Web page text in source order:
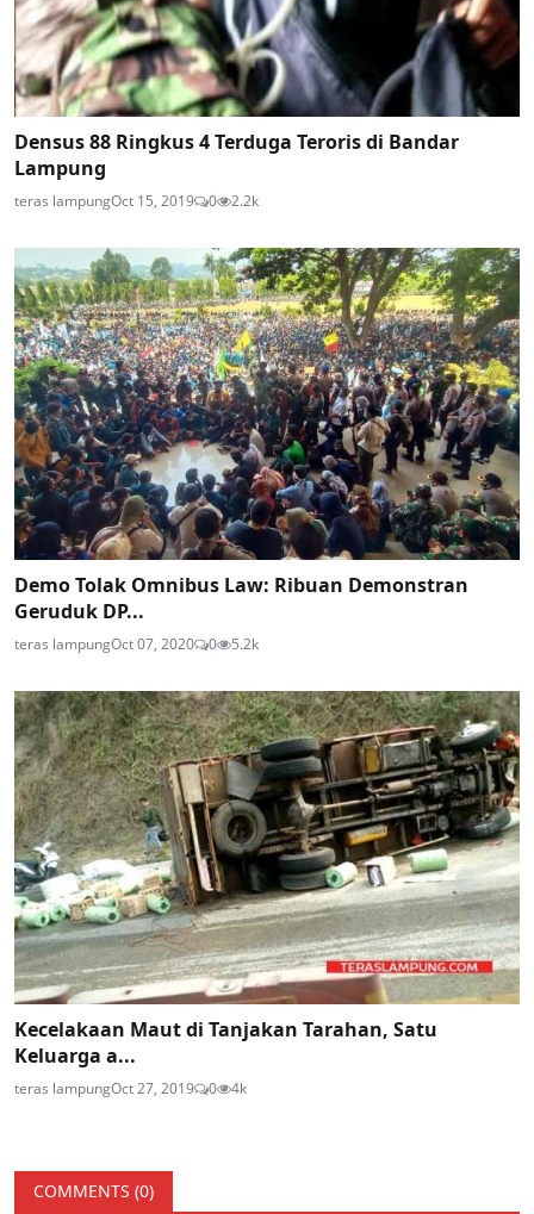
Densus 88 Ringkus 4 Terduga Teroris di Bandar
Lampung
teras lampungOct 15, 2019 0 2.2k
Demo Tolak Omnibus Law: Ribuan Demonstran
Geruduk DP...
teras lampungOct 07, 2020 0 5.2k
Kecelakaan Maut di Tanjakan Tarahan, Satu
Keluarga a...
teras lampungOct 27, 2019 0 4k
COMMENTS (0)